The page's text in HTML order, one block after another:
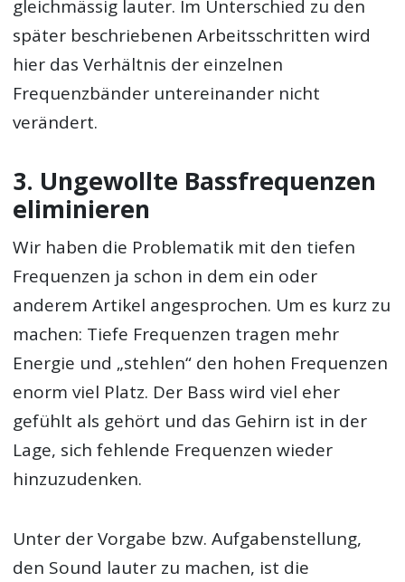
gleichmässig lauter. Im Unterschied zu den
später beschriebenen Arbeitsschritten wird
hier das Verhältnis der einzelnen
Frequenzbänder untereinander nicht
verändert.
3. Ungewollte Bassfrequenzen
eliminieren
Wir haben die Problematik mit den tiefen
Frequenzen ja schon in dem ein oder
anderem Artikel angesprochen. Um es kurz zu
machen: Tiefe Frequenzen tragen mehr
Energie und „stehlen“ den hohen Frequenzen
enorm viel Platz. Der Bass wird viel eher
gefühlt als gehört und das Gehirn ist in der
Lage, sich fehlende Frequenzen wieder
hinzuzudenken.
Unter der Vorgabe bzw. Aufgabenstellung,
den Sound lauter zu machen, ist die